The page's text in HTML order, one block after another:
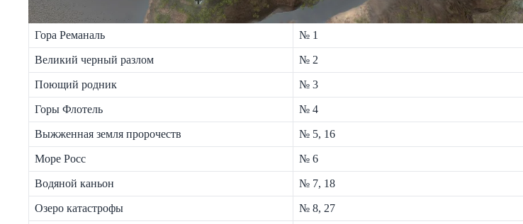
Гора Реманаль № 1
Великий черный разлом № 2
Поющий родник № 3
Горы Флотель № 4
Выжженная земля пророчеств № 5, 16
Море Росс № 6
Водяной каньон № 7, 18
Озеро катастрофы № 8, 27